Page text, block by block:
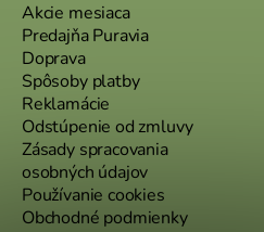
Akcie mesiaca
Predajňa Puravia
Doprava
Spôsoby platby
Reklamácie
Odstúpenie od zmluvy
Zásady spracovania
osobných údajov
Používanie cookies
Obchodné podmienky